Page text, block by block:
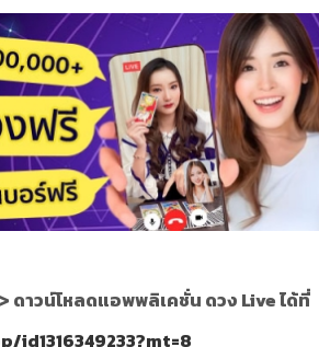
ดาวน์โหลดแอพพลิเคชั่น ดวง Live ได้ที่